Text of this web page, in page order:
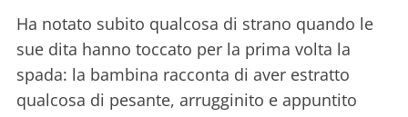
Ha notato subito qualcosa di strano quando le
sue dita hanno toccato per la prima volta la
spada: la bambina racconta di aver estratto
qualcosa di pesante, arrugginito e appuntito